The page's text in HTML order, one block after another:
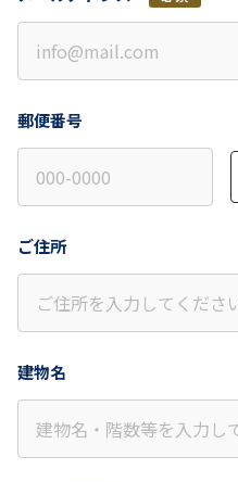
郵便番号
ご住所
建物名